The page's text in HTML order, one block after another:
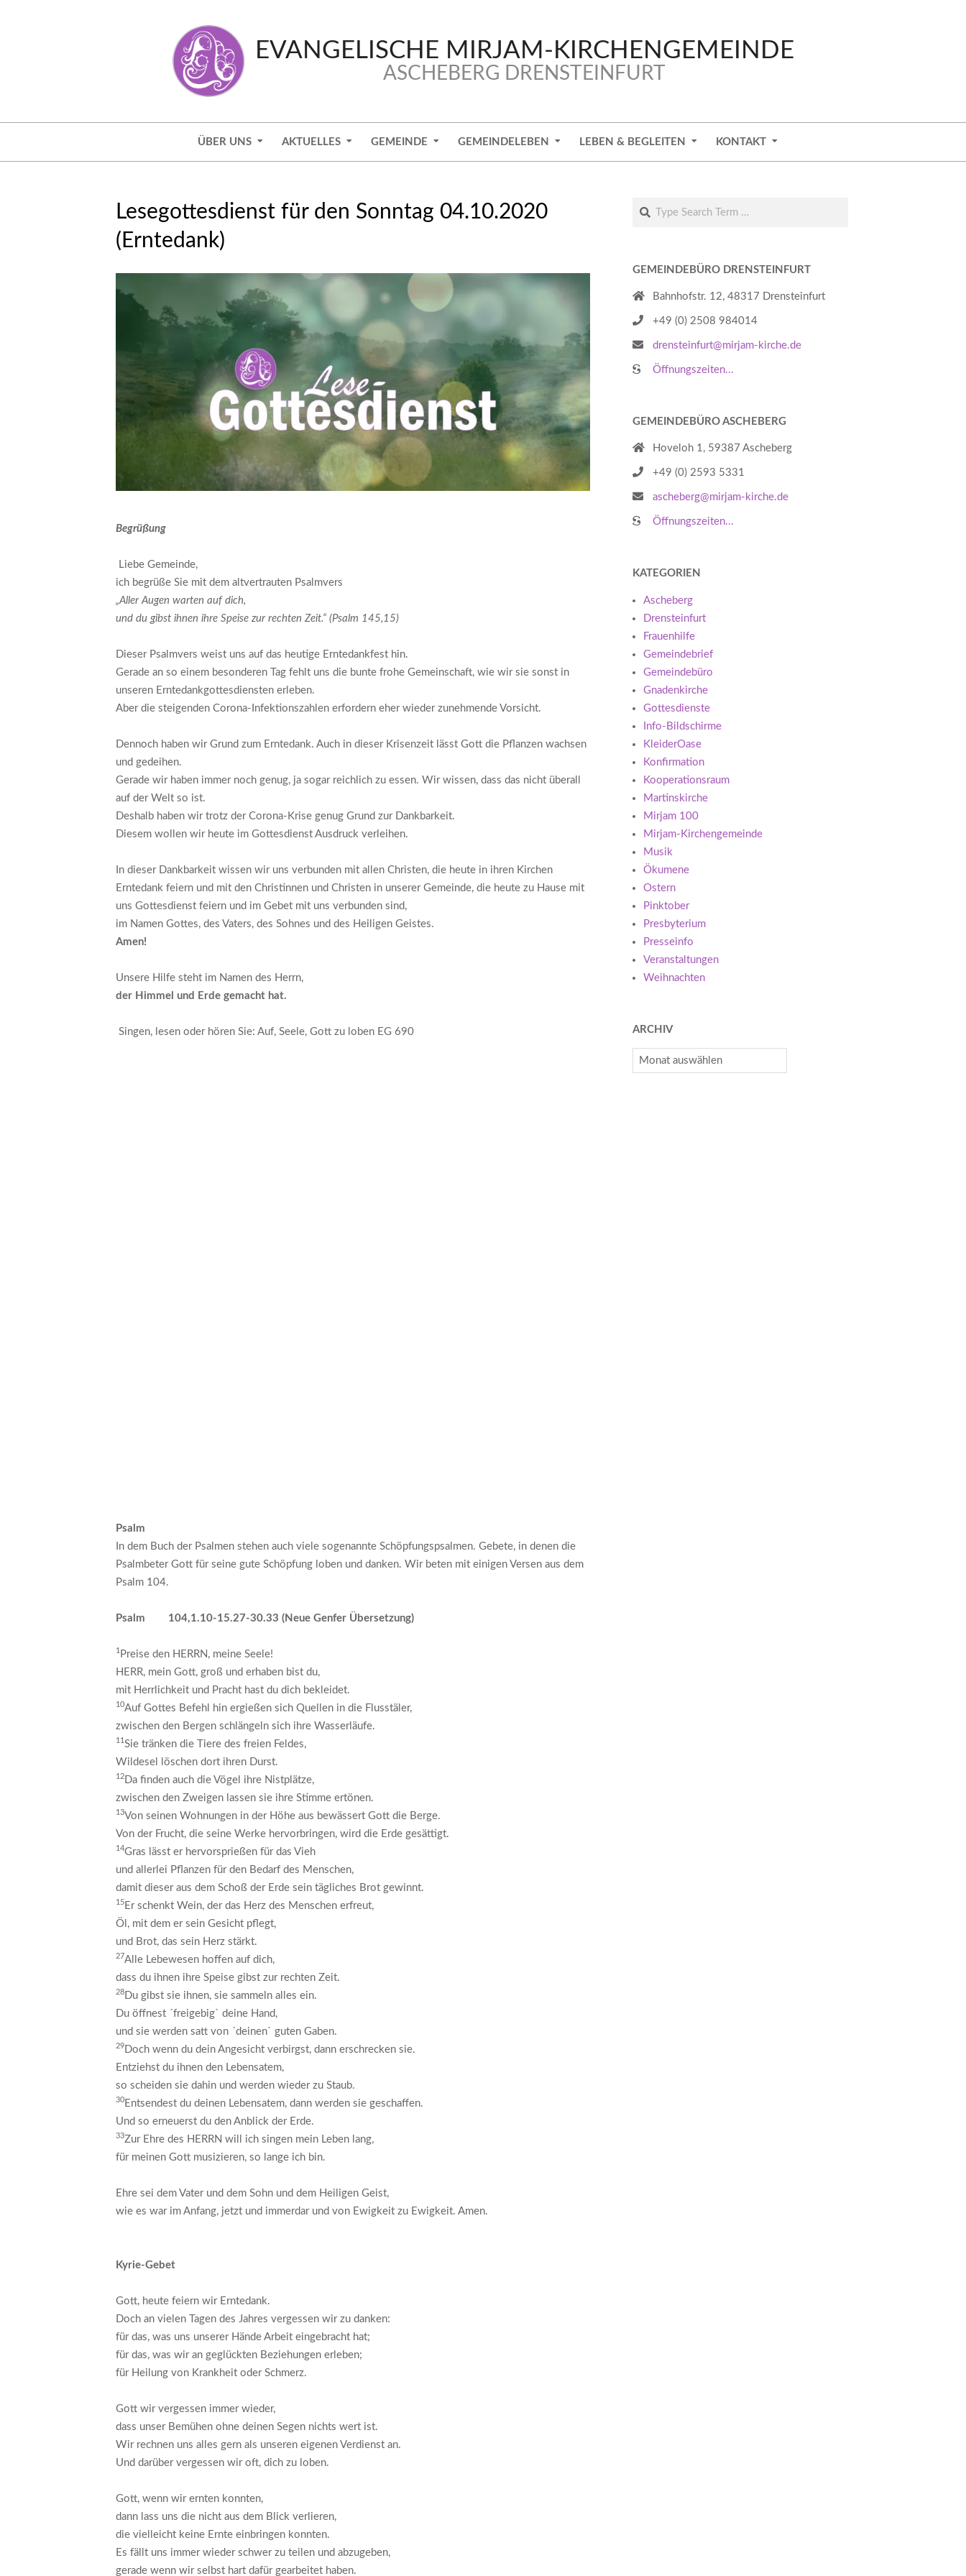
EVANGELISCHE MIRJAM-KIRCHENGEMEINDE
ASCHEBERG DRENSTEINFURT
ÜBER UNS AKTUELLES GEMEINDE GEMEINDELEBEN LEBEN & BEGLEITEN KONTAKT
Lesegottesdienst für den Sonntag 04.10.2020
(Erntedank)
Begrüßung
Liebe Gemeinde,
ich begrüße Sie mit dem altvertrauten Psalmvers
„Aller Augen warten auf dich,
und du gibst ihnen ihre Speise zur rechten Zeit.“ (Psalm 145,15)
Dieser Psalmvers weist uns auf das heutige Erntedankfest hin.
Gerade an so einem besonderen Tag fehlt uns die bunte frohe Gemeinschaft, wie wir sie sonst in
unseren Erntedankgottesdiensten erleben.
Aber die steigenden Corona-Infektionszahlen erfordern eher wieder zunehmende Vorsicht.
Dennoch haben wir Grund zum Erntedank. Auch in dieser Krisenzeit lässt Gott die Pflanzen wachsen
und gedeihen.
Gerade wir haben immer noch genug, ja sogar reichlich zu essen. Wir wissen, dass das nicht überall
auf der Welt so ist.
Deshalb haben wir trotz der Corona-Krise genug Grund zur Dankbarkeit.
Diesem wollen wir heute im Gottesdienst Ausdruck verleihen.
In dieser Dankbarkeit wissen wir uns verbunden mit allen Christen, die heute in ihren Kirchen
Erntedank feiern und mit den Christinnen und Christen in unserer Gemeinde, die heute zu Hause mit
uns Gottesdienst feiern und im Gebet mit uns verbunden sind,
im Namen Gottes, des Vaters, des Sohnes und des Heiligen Geistes.
Amen!
Unsere Hilfe steht im Namen des Herrn,
der Himmel und Erde gemacht hat.
Singen, lesen oder hören Sie: Auf, Seele, Gott zu loben EG 690
Psalm
In dem Buch der Psalmen stehen auch viele sogenannte Schöpfungspsalmen. Gebete, in denen die
Psalmbeter Gott für seine gute Schöpfung loben und danken. Wir beten mit einigen Versen aus dem
Psalm 104.
Psalm 104,1.10-15.27-30.33 (Neue Genfer Übersetzung)
1 Preise den HERRN, meine Seele!
HERR, mein Gott, groß und erhaben bist du,
mit Herrlichkeit und Pracht hast du dich bekleidet.
10Auf Gottes Befehl hin ergießen sich Quellen in die Flusstäler,
zwischen den Bergen schlängeln sich ihre Wasserläufe.
11 Sie tränken die Tiere des freien Feldes,
Wildesel löschen dort ihren Durst.
12Da finden auch die Vögel ihre Nistplätze,
zwischen den Zweigen lassen sie ihre Stimme ertönen.
13Von seinen Wohnungen in der Höhe aus bewässert Gott die Berge.
Von der Frucht, die seine Werke hervorbringen, wird die Erde gesättigt.
14Gras lässt er hervorsprießen für das Vieh
und allerlei Pflanzen für den Bedarf des Menschen,
damit dieser aus dem Schoß der Erde sein tägliches Brot gewinnt.
15Er schenkt Wein, der das Herz des Menschen erfreut,
Öl, mit dem er sein Gesicht pflegt,
und Brot, das sein Herz stärkt.
27Alle Lebewesen hoffen auf dich,
dass du ihnen ihre Speise gibst zur rechten Zeit.
28Du gibst sie ihnen, sie sammeln alles ein.
Du öffnest ´freigebig` deine Hand,
und sie werden satt von ´deinen` guten Gaben.
29Doch wenn du dein Angesicht verbirgst, dann erschrecken sie.
Entziehst du ihnen den Lebensatem,
so scheiden sie dahin und werden wieder zu Staub.
30Entsendest du deinen Lebensatem, dann werden sie geschaffen.
Und so erneuerst du den Anblick der Erde.
33Zur Ehre des HERRN will ich singen mein Leben lang,
für meinen Gott musizieren, so lange ich bin.
Ehre sei dem Vater und dem Sohn und dem Heiligen Geist,
wie es war im Anfang, jetzt und immerdar und von Ewigkeit zu Ewigkeit. Amen.
Kyrie-Gebet
Gott, heute feiern wir Erntedank.
Doch an vielen Tagen des Jahres vergessen wir zu danken:
für das, was uns unserer Hände Arbeit eingebracht hat;
für das, was wir an geglückten Beziehungen erleben;
für Heilung von Krankheit oder Schmerz.
Gott wir vergessen immer wieder,
dass unser Bemühen ohne deinen Segen nichts wert ist.
Wir rechnen uns alles gern als unseren eigenen Verdienst an.
Und darüber vergessen wir oft, dich zu loben.
Gott, wenn wir ernten konnten,
dann lass uns die nicht aus dem Blick verlieren,
die vielleicht keine Ernte einbringen konnten.
Es fällt uns immer wieder schwer zu teilen und abzugeben,
gerade wenn wir selbst hart dafür gearbeitet haben.
Search
GEMEINDEBÜRO DRENSTEINFURT
Bahnhofstr. 12, 48317 Drensteinfurt
+49 (0) 2508 984014
drensteinfurt@mirjam-kirche.de
Öffnungszeiten...
GEMEINDEBÜRO ASCHEBERG
Hoveloh 1, 59387 Ascheberg
+49 (0) 2593 5331
ascheberg@mirjam-kirche.de
Öffnungszeiten...
KATEGORIEN
Ascheberg
Drensteinfurt
Frauenhilfe
Gemeindebrief
Gemeindebüro
Gnadenkirche
Gottesdienste
Info-Bildschirme
KleiderOase
Konfirmation
Kooperationsraum
Martinskirche
Mirjam 100
Mirjam-Kirchengemeinde
Musik
Ökumene
Ostern
Pinktober
Presbyterium
Presseinfo
Veranstaltungen
Weihnachten
ARCHIV
Archiv